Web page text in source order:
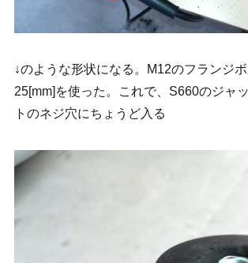
↓のような形状になる。M12のフランジ
25[mm]を使った。これで、S660のジャ
トのネジ穴にちょうど入る